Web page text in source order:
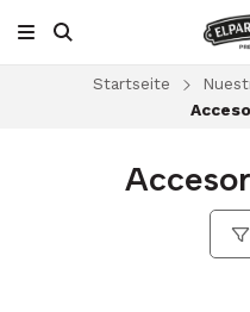
Startseite